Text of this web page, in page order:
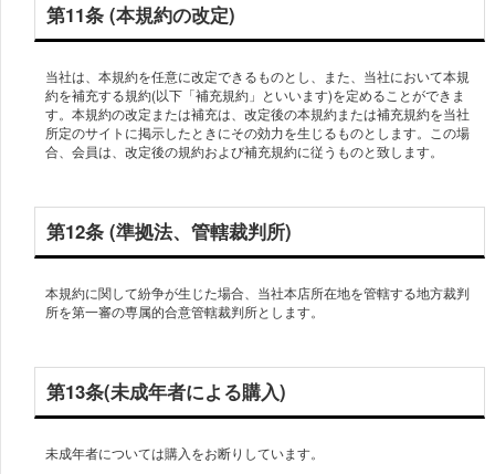
第11条 (本規約の改定)
当社は、本規約を任意に改定できるものとし、また、当社において本規
約を補充する規約(以下「補充規約」といいます)を定めることができま
す。本規約の改定または補充は、改定後の本規約または補充規約を当社
所定のサイトに掲示したときにその効力を生じるものとします。この場
合、会員は、改定後の規約および補充規約に従うものと致します。
第12条 (準拠法、管轄裁判所)
本規約に関して紛争が生じた場合、当社本店所在地を管轄する地方裁判
所を第一審の専属的合意管轄裁判所とします。
第13条(未成年者による購入)
未成年者については購入をお断りしています。